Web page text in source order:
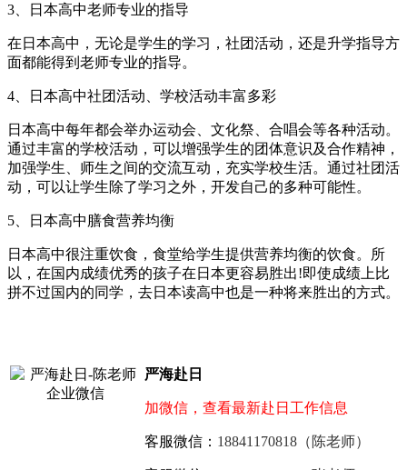
3、日本高中老师专业的指导
在日本高中，无论是学生的学习，社团活动，还是升学指导方
面都能得到老师专业的指导。
4、日本高中社团活动、学校活动丰富多彩
日本高中每年都会举办运动会、文化祭、合唱会等各种活动。
通过丰富的学校活动，可以增强学生的团体意识及合作精神，
加强学生、师生之间的交流互动，充实学校生活。通过社团活
动，可以让学生除了学习之外，开发自己的多种可能性。
5、日本高中膳食营养均衡
日本高中很注重饮食，食堂给学生提供营养均衡的饮食。所
以，在国内成绩优秀的孩子在日本更容易胜出!即使成绩上比
拼不过国内的同学，去日本读高中也是一种将来胜出的方式。
严海赴日
加微信，查看最新赴日工作信息
客服微信： 18841170818（陈老师）